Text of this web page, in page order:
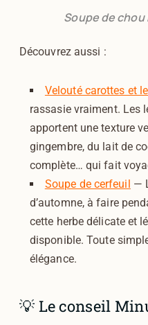
Soupe de
Découvrez aussi :
Velouté carottes et
rassasie vraiment. Les
apportent une texture
gingembre, du lait de
complète… qui fait
Soupe de cerfeuil —
d’automne, à faire
cette herbe délicate et
disponible. Toute
élégance.
💡 Le conseil